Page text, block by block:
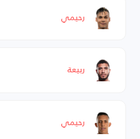
رحيمي
ربيعة
رحيمي